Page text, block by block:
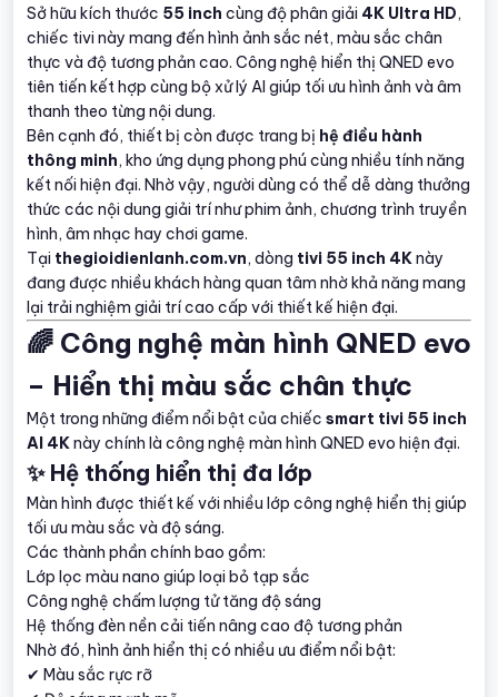
Sở hữu kích thước 55 inch cùng độ phân giải 4K Ultra HD,
chiếc tivi này mang đến hình ảnh sắc nét, màu sắc chân
thực và độ tương phản cao. Công nghệ hiển thị QNED evo
tiên tiến kết hợp cùng bộ xử lý AI giúp tối ưu hình ảnh và âm
thanh theo từng nội dung.
Bên cạnh đó, thiết bị còn được trang bị hệ điều hành
thông minh, kho ứng dụng phong phú cùng nhiều tính năng
kết nối hiện đại. Nhờ vậy, người dùng có thể dễ dàng thưởng
thức các nội dung giải trí như phim ảnh, chương trình truyền
hình, âm nhạc hay chơi game.
Tại thegioidienlanh.com.vn, dòng tivi 55 inch 4Knày
đang được nhiều khách hàng quan tâm nhờ khả năng mang
lại trải nghiệm giải trí cao cấp với thiết kế hiện đại.
🌈 Công nghệ màn hình QNED evo
– Hiển thị màu sắc chân thực
Một trong những điểm nổi bật của chiếc smart tivi 55 inch
AI 4Knày chính là công nghệ màn hình QNED evo hiện đại.
✨ Hệ thống hiển thị đa lớp
Màn hình được thiết kế với nhiều lớp công nghệ hiển thị giúp
tối ưu màu sắc và độ sáng.
Các thành phần chính bao gồm:
Lớp lọc màu nano giúp loại bỏ tạp sắc
Công nghệ chấm lượng tử tăng độ sáng
Hệ thống đèn nền cải tiến nâng cao độ tương phản
Nhờ đó, hình ảnh hiển thị có nhiều ưu điểm nổi bật:
✔ Màu sắc rực rỡ